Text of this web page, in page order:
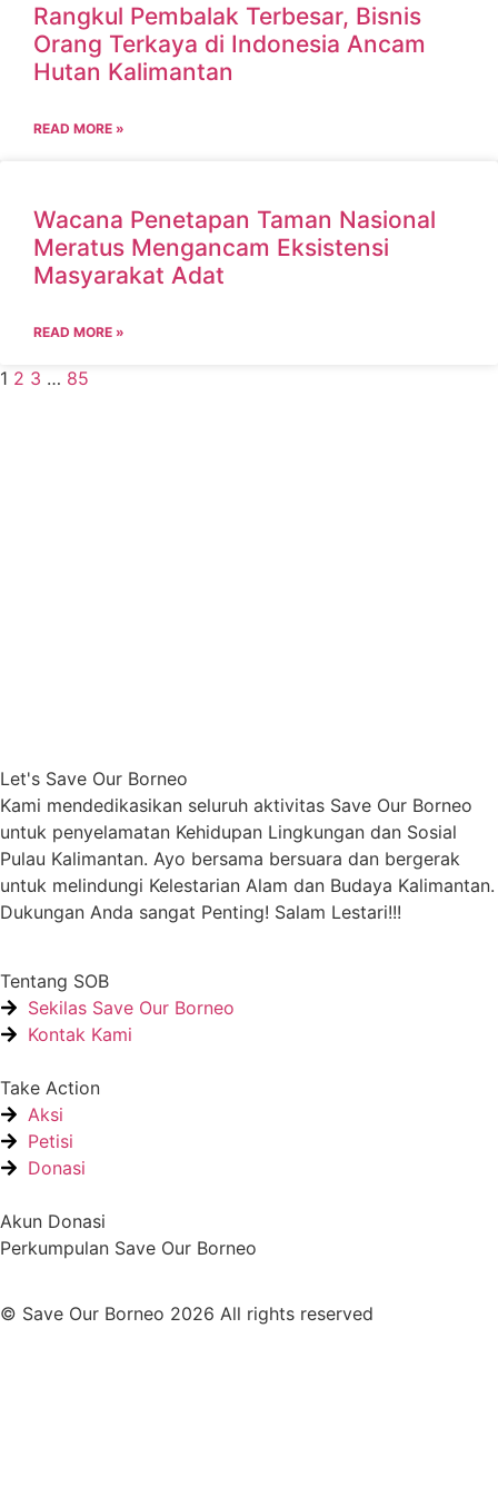
Rangkul Pembalak Terbesar, Bisnis
Orang Terkaya di Indonesia Ancam
Hutan Kalimantan
READ MORE »
Wacana Penetapan Taman Nasional
Meratus Mengancam Eksistensi
Masyarakat Adat
READ MORE »
1 2 3 … 85
Let's Save Our Borneo
Kami mendedikasikan seluruh aktivitas Save Our Borneo
untuk penyelamatan Kehidupan Lingkungan dan Sosial
Pulau Kalimantan. Ayo bersama bersuara dan bergerak
untuk melindungi Kelestarian Alam dan Budaya Kalimantan.
Dukungan Anda sangat Penting! Salam Lestari!!!
Tentang SOB
Sekilas Save Our Borneo
Kontak Kami
Take Action
Aksi
Petisi
Donasi
Akun Donasi
Perkumpulan Save Our Borneo
© Save Our Borneo 2026 All rights reserved